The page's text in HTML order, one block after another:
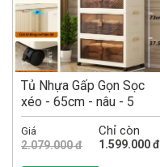
Tủ Nhựa Gấp Gọn Sọc
xéo - 65cm - nâu - 5
tầng
Giá
2.079.000 đ
Chỉ còn
1.599.000 đ